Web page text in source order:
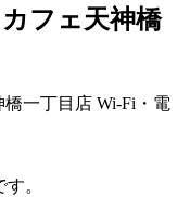
フェ天神橋
一丁目店 Wi-Fi・電
。